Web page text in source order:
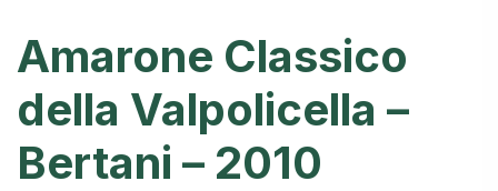
Amarone Classico
della Valpolicella –
Bertani – 2010